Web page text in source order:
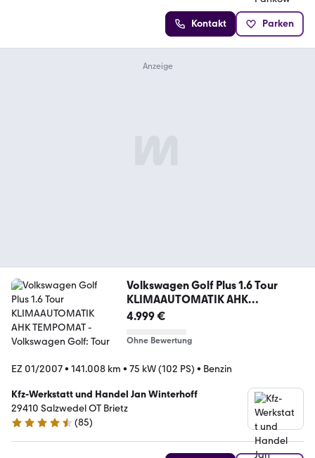
Kontakt Parken
Volkswagen Golf Plus 1.6 Tour
KLIMAAUTOMATIK AHK
TEMPOMAT
4.999 €
Ohne Bewertung
EZ 01/2007• 141.008 km • 75 kW (102 PS) • Benzin
Kfz-Werkstatt und Handel Jan Winterhoff
29410 Salzwedel OT Brietz
4.3 Sterne
(85)